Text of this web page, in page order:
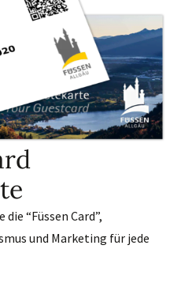
“Füssen Card”,
und Marketing für jede